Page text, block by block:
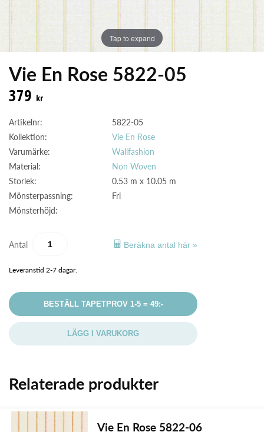
Tap to expand
Vie En Rose 5822-05
379 kr
Artikelnr:
5822-05
Kollektion:
Vie En Rose
Varumärke:
Wallfashion
Material:
Non Woven
Storlek:
0.53 m x 10.05 m
Mönsterpassning:
Fri
Mönsterhöjd:
Antal Beräkna antal här »
Leveranstid 2-7 dagar.
BESTÄLL TAPETPROV 1-5 = 49:-
LÄGG I VARUKORG
Relaterade produkter
Vie En Rose 5822-06